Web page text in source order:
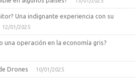
Una indignante experiencia con su
12/01/2025
una operación en la economía gris?
Drones 10/01/2025